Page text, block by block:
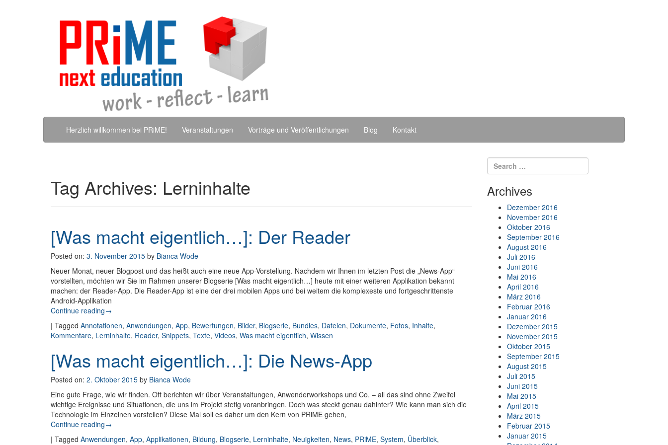
Herzlich willkommen bei PRiME! Veranstaltungen Vorträge und Veröffentlichungen Blog Kontakt
Tag Archives: Lerninhalte
[Was macht eigentlich…]: Der Reader
Posted on: 3. November 2015 by Bianca Wode
Neuer Monat, neuer Blogpost und das heißt auch eine neue App-Vorstellung. Nachdem wir Ihnen im letzten Post die „News-App“
vorstellten, möchten wir Sie im Rahmen unserer Blogserie [Was macht eigentlich…] heute mit einer weiteren Applikation bekannt
machen: der Reader-App. Die Reader-App ist eine der drei mobilen Apps und bei weitem die komplexeste und fortgeschrittenste
Android-Applikation
Continue reading: [Was macht eigentlich…]: Der Reader
→
| Tagged Annotationen, Anwendungen, App, Bewertungen, Bilder, Blogserie, Bundles, Dateien, Dokumente, Fotos, Inhalte,
Kommentare, Lerninhalte, Reader, Snippets, Texte, Videos, Was macht eigentlich, Wissen
[Was macht eigentlich…]: Die News-App
Posted on: 2. Oktober 2015 by Bianca Wode
Eine gute Frage, wie wir finden. Oft berichten wir über Veranstaltungen, Anwenderworkshops und Co. – all das sind ohne Zweifel
wichtige Ereignisse und Situationen, die uns im Projekt stetig voranbringen. Doch was steckt genau dahinter? Wie kann man sich die
Technologie im Einzelnen vorstellen? Diese Mal soll es daher um den Kern von PRiME gehen,
Continue reading: [Was macht eigentlich…]: Die News-App
→
| Tagged Anwendungen, App, Applikationen, Bildung, Blogserie, Lerninhalte, Neuigkeiten, News, PRiME, System, Überblick,
Search for:
Archives
Dezember 2016
November 2016
Oktober 2016
September 2016
August 2016
Juli 2016
Juni 2016
Mai 2016
April 2016
März 2016
Februar 2016
Januar 2016
Dezember 2015
November 2015
Oktober 2015
September 2015
August 2015
Juli 2015
Juni 2015
Mai 2015
April 2015
März 2015
Februar 2015
Januar 2015